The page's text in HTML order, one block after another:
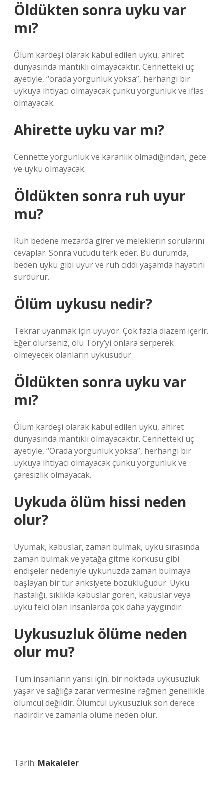
Öldükten sonra uyku var
mı?
Ölüm kardeşi olarak kabul edilen uyku, ahiret
dünyasında mantıklı olmayacaktır. Cennetteki üç
ayetiyle, “orada yorgunluk yoksa”, herhangi bir
uykuya ihtiyacı olmayacak çünkü yorgunluk ve iflas
olmayacak.
Ahirette uyku var mı?
Cennette yorgunluk ve karanlık olmadığından, gece
ve uyku olmayacak.
Öldükten sonra ruh uyur
mu?
Ruh bedene mezarda girer ve meleklerin sorularını
cevaplar. Sonra vücudu terk eder. Bu durumda,
beden uyku gibi uyur ve ruh ciddi yaşamda hayatını
sürdürür.
Ölüm uykusu nedir?
Tekrar uyanmak için uyuyor. Çok fazla diazem içerir.
Eğer ölürseniz, ölü Tory’yi onlara serperek
ölmeyecek olanların uykusudur.
Öldükten sonra uyku var
mı?
Ölüm kardeşi olarak kabul edilen uyku, ahiret
dünyasında mantıklı olmayacaktır. Cennetteki üç
ayetiyle, “Orada yorgunluk yoksa”, herhangi bir
uykuya ihtiyacı olmayacak çünkü yorgunluk ve
çaresizlik olmayacak.
Uykuda ölüm hissi neden
olur?
Uyumak, kabuslar, zaman bulmak, uyku sırasında
zaman bulmak ve yatağa gitme korkusu gibi
endişeler nedeniyle uykunuzda zaman bulmaya
başlayan bir tür anksiyete bozukluğudur. Uyku
hastalığı, sıklıkla kabuslar gören, kabuslar veya
uyku felci olan insanlarda çok daha yaygındır.
Uykusuzluk ölüme neden
olur mu?
Tüm insanların yarısı için, bir noktada uykusuzluk
yaşar ve sağlığa zarar vermesine rağmen genellikle
ölümcül değildir. Ölümcül uykusuzluk son derece
nadirdir ve zamanla ölüme neden olur.
Tarih: Makaleler